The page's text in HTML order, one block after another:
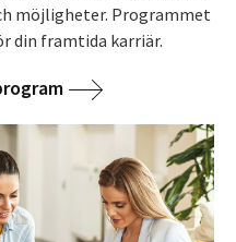
möjligheter. Programmet
din framtida karriär.